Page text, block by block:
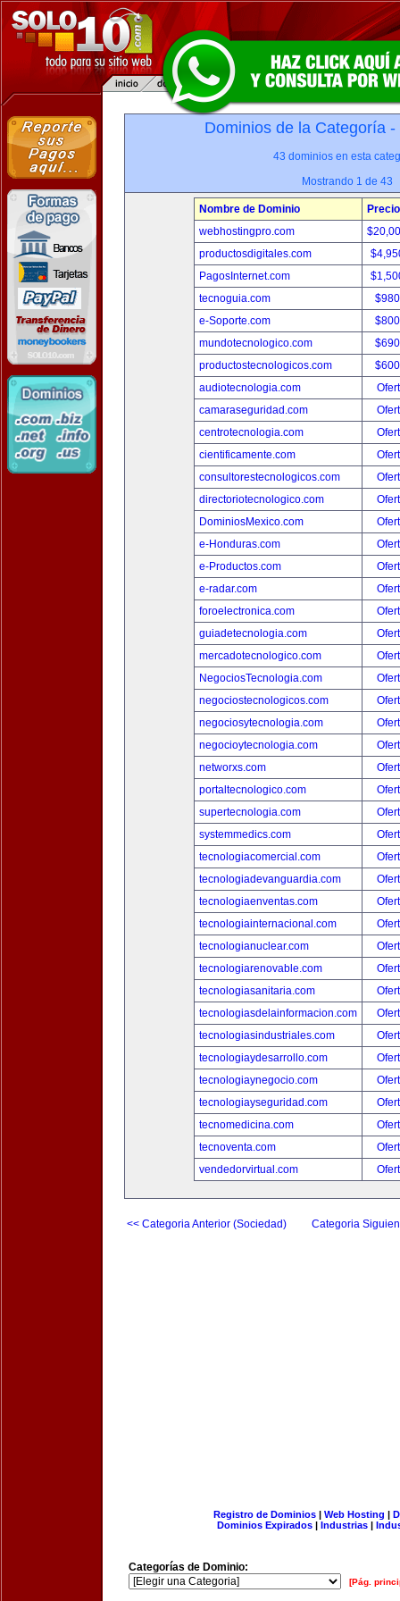
Dominios de la Categoría -
43 dominios en esta
Mostrando 1 de 43
Nombre de Dominio
Precio
webhostingpro.com
productosdigitales.com
PagosInternet.com
tecnoguia.com
e-Soporte.com
mundotecnologico.com
productostecnologicos.com
audiotecnologia.com
camaraseguridad.com
centrotecnologia.com
cientificamente.com
consultorestecnologicos.com
directoriotecnologico.com
DominiosMexico.com
e-Honduras.com
e-Productos.com
e-radar.com
foroelectronica.com
guiadetecnologia.com
mercadotecnologico.com
NegociosTecnologia.com
negociostecnologicos.com
negociosytecnologia.com
negocioytecnologia.com
networxs.com
portaltecnologico.com
supertecnologia.com
systemmedics.com
tecnologiacomercial.com
tecnologiadevanguardia.com
tecnologiaenventas.com
tecnologiainternacional.com
tecnologianuclear.com
tecnologiarenovable.com
tecnologiasanitaria.com
tecnologiasdelainformacion.com
tecnologiasindustriales.com
tecnologiaydesarrollo.com
tecnologiaynegocio.com
tecnologiayseguridad.com
tecnomedicina.com
tecnoventa.com
vendedorvirtual.com
<< Categoria Anterior (Sociedad) Categoria
Registro de Dominios| Web Hosting |
Dominios Expirados | Industrias |
Categorías de Dominio:
[Pág.